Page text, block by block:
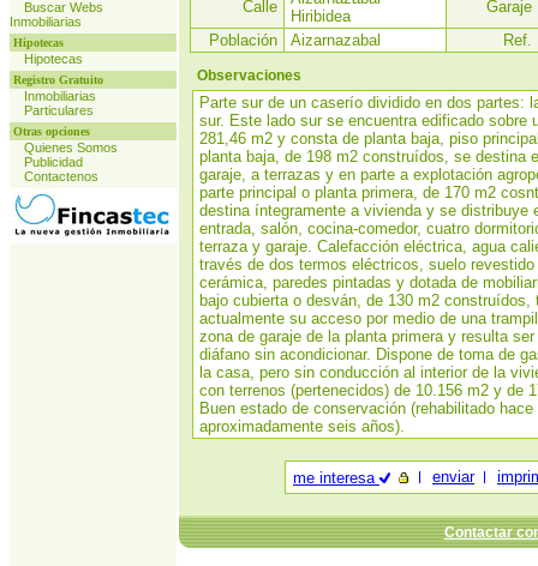
Buscar Webs
Inmobiliarias
Hipotecas
Hipotecas
Registro Gratuito
Inmobiliarias
Particulares
Otras opciones
Quienes Somos
Publicidad
Contactenos
Calle
Hiribidea
Garaje
Población
Aizarnazabal Ref.
Observaciones
Parte sur de un caserío dividido en dos partes:
sur. Este lado sur se encuentra edificado sobre
281,46 m2 y consta de planta baja, piso
planta baja, de 198 m2 construídos, se destina
garaje, a terrazas y en parte a explotación
parte principal o planta primera, de 170 m2
destina íntegramente a vivienda y se distribuye
entrada, salón, cocina-comedor, cuatro
terraza y garaje. Calefacción eléctrica, agua
través de dos termos eléctricos, suelo revestido
cerámica, paredes pintadas y dotada de
bajo cubierta o desván, de 130 m2 construídos,
actualmente su acceso por medio de una
zona de garaje de la planta primera y resulta
diáfano sin acondicionar. Dispone de toma de
la casa, pero sin conducción al interior de la
con terrenos (pertenecidos) de 10.156 m2 y de
Buen estado de conservación (rehabilitado hace
aproximadamente seis años).
me interesa enviar
Contactar